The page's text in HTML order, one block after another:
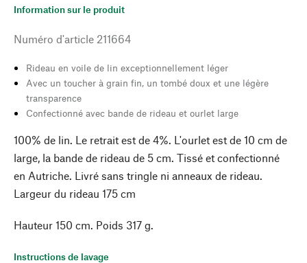
Information sur le produit
Numéro d'article 211664
Rideau en voile de lin exceptionnellement léger
Avec un toucher à grain fin, un tombé doux et une légère
transparence
Confectionné avec bande de rideau et ourlet large
100% de lin. Le retrait est de 4%. L'ourlet est de 10 cm de
large, la bande de rideau de 5 cm. Tissé et confectionné
en Autriche. Livré sans tringle ni anneaux de rideau.
Largeur du rideau 175 cm
Hauteur 150 cm. Poids 317 g.
Instructions de lavage